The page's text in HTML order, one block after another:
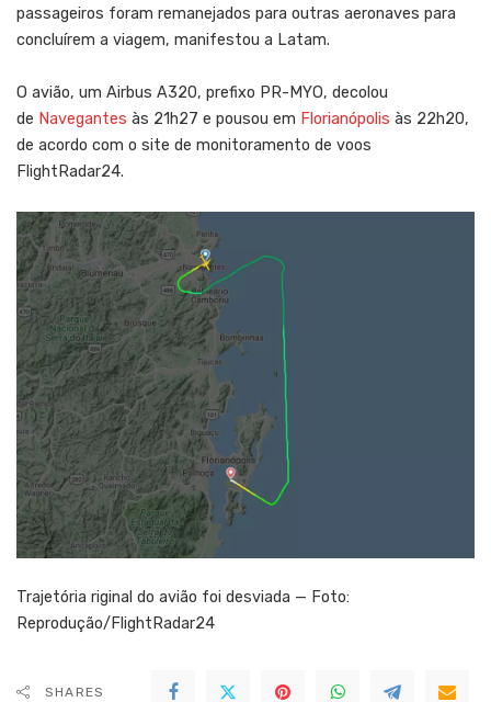
passageiros foram remanejados para outras aeronaves para
concluírem a viagem, manifestou a Latam.
O avião, um Airbus A320, prefixo PR-MYO, decolou
de Navegantes às 21h27 e pousou em Florianópolis às 22h20,
de acordo com o site de monitoramento de voos
FlightRadar24.
Trajetória riginal do avião foi desviada — Foto:
Reprodução/FlightRadar24
SHARES